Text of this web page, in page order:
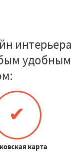
интерьера
удобным
✔
карта